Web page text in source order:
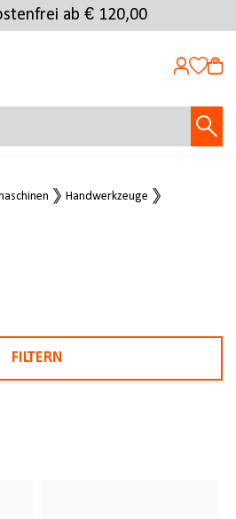
ab € 120,00
Handwerkzeuge
FILTERN